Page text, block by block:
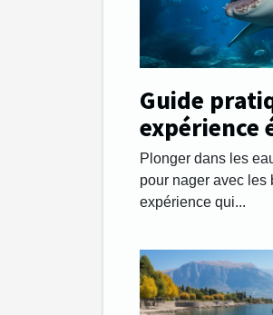
Guide
expérience
avec les
Plonger dans les
pour nager avec les
expérience qui...